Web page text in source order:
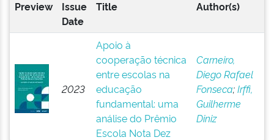
Preview
Issue
Date
Title Author(s)
2023
Apoio à
cooperação técnica
entre escolas na
educação
fundamental: uma
análise do Prêmio
Escola Nota Dez
Carneiro,
Diego Rafael
Fonseca;Irffi,
Guilherme
Diniz